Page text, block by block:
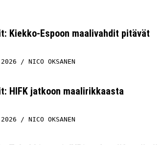
Kiekko-Espoon maalivahdit pitävät
NICO OKSANEN
HIFK jatkoon maalirikkaasta
NICO OKSANEN